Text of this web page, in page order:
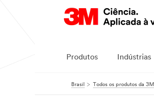
Produtos Indústrias
Brasil Todos os produtos da 3M